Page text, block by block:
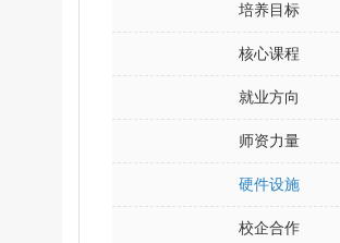
培养目标
核心课程
就业方向
师资力量
硬件设施
校企合作